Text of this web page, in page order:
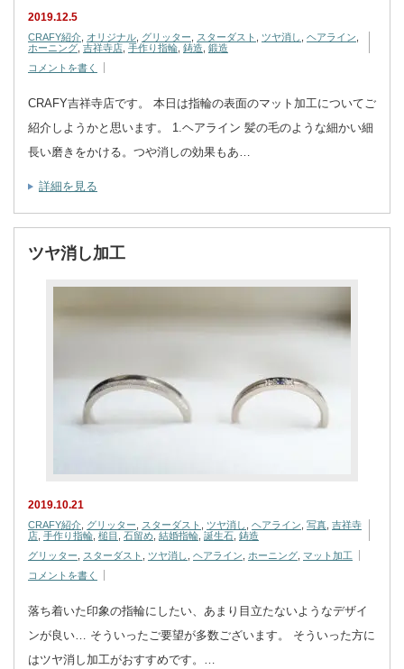
2019.12.5
CRAFY紹介 オリジナル グリッター スターダスト ツヤ消し ヘアライン
ホーニング 吉祥寺店 手作り指輪 鋳造 鍛造
コメントを書く
CRAFY吉祥寺店です。 本日は指輪の表面のマット加工についてご
紹介しようかと思います。 1.ヘアライン 髪の毛のような細かい細
長い磨きをかける。つや消しの効果もあ…
詳細を見る
ツヤ消し加工
2019.10.21
CRAFY紹介 グリッター スターダスト ツヤ消し ヘアライン 写真 吉祥寺
店 手作り指輪 槌目 石留め 結婚指輪 誕生石 鋳造
グリッター
スターダスト ツヤ消し ヘアライン ホーニング マット加工
コメントを書く
落ち着いた印象の指輪にしたい、あまり目立たないようなデザイ
ンが良い… そういったご要望が多数ございます。 そういった方に
はツヤ消し加工がおすすめです。…